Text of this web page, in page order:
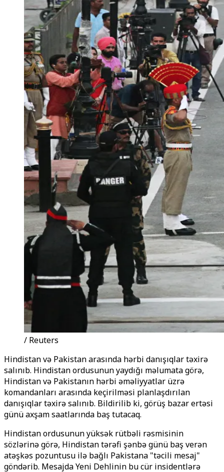
/ Reuters
Hindistan və Pakistan arasında hərbi danışıqlar təxirə
salınıb. Hindistan ordusunun yaydığı məlumata görə,
Hindistan və Pakistanın hərbi əməliyyatlar üzrə
komandanları arasında keçirilməsi planlaşdırılan
danışıqlar təxirə salınıb. Bildirilib ki, görüş bazar ertəsi
günü axşam saatlarında baş tutacaq.
Hindistan ordusunun yüksək rütbəli rəsmisinin
sözlərinə görə, Hindistan tərəfi şənbə günü baş verən
atəşkəs pozuntusu ilə bağlı Pakistana "təcili mesaj"
göndərib. Mesajda Yeni Dehlinin bu cür insidentlərə